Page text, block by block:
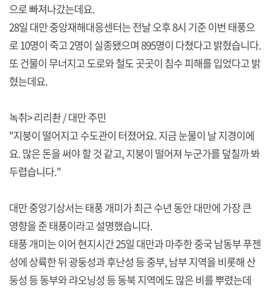
으로 빠져나갔는데요.
28일 대만 중앙재해대응센터는 전날 오후 8시 기준 이번 태풍으
로 10명이 죽고 2명이 실종됐으며 895명이 다쳤다고 밝혔습니다.
또 건물이 무너지고 도로와 철도 곳곳이 침수 피해를 입었다고 밝
혔는데요.
녹취> 리리촨 / 대만 주민
"지붕이 떨어지고 수도관이 터졌어요. 지금 눈물이 날 지경이에
요. 많은 돈을 써야 할 것 같고, 지붕이 떨어져 누군가를 덮칠까 봐
두렵습니다."
대만 중앙기상서는 태풍 개미가 최근 수년 동안 대만에 가장 큰
영향을 준 태풍이라고 설명했습니다.
태풍 개미는 이어 현지시간 25일 대만과 마주한 중국 남동부 푸젠
성에 상륙한 뒤 광둥성과 후난성 등 중부, 남부 지역을 비롯해 산
둥성 등 동부와 랴오닝성 등 동북 지역에도 많은 비를 뿌렸는데